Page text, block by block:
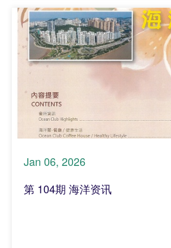
Jan 06, 2026
第 104期 海洋资讯